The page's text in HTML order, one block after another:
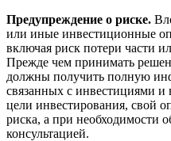
Предупреждение о риске.
или иные инвестиционные
включая риск потери части
Прежде чем принимать
должны получить полную
связанных с инвестициями
цели инвестирования, свой
риска, а при необходимости
консультацией.